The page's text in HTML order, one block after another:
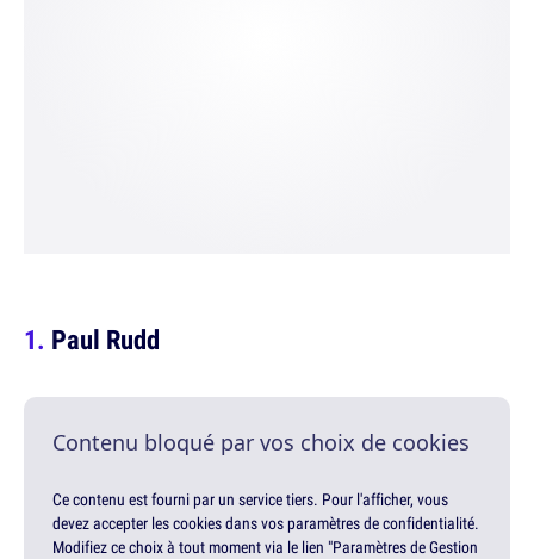
Paul Rudd
Contenu bloqué par vos choix de cookies
Ce contenu est fourni par un service tiers. Pour l'afficher, vous
devez accepter les cookies dans vos paramètres de confidentialité.
Modifiez ce choix à tout moment via le lien "Paramètres de Gestion